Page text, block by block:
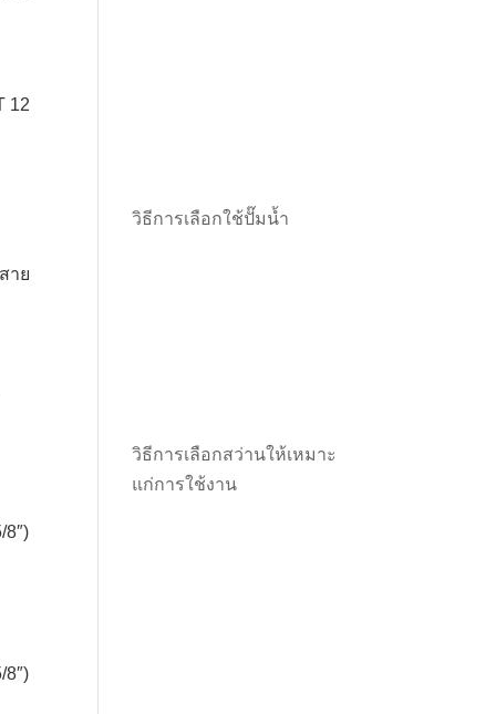
12
าย
วิธีการเลือกใช้ปั๊มน้ำ
วิธีการเลือกสว่านให้เหมาะ
แก่การใช้งาน